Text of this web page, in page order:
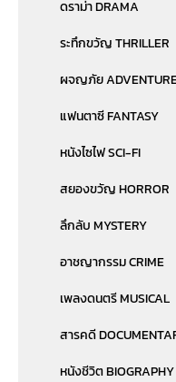
ดราม่า DRAMA
ระทึกขวัญ THRILLER
ผจญภัย
แฟนตาซี FANTASY
หนังไซไฟ SCI-FI
สยองขวัญ HORROR
ลึกลับ MYSTERY
อาชญากรรม CRIME
เพลงดนตรี MUSICAL
สารคดี
หนังชีวิต BIOGRAPHY